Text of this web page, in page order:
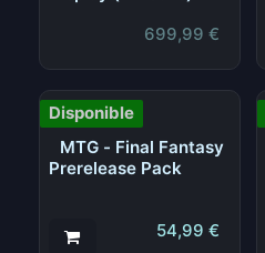
699,99 €
Disponible
MTG - Final Fantasy
Prerelease Pack
54,99 €